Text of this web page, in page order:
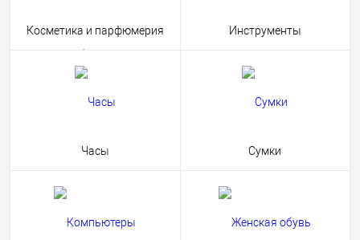
Косметика и парфюмерия Инструменты
Часы Сумки